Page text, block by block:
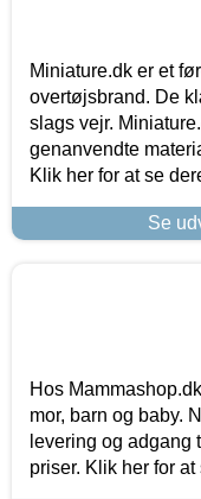
Miniature.dk er et
overtøjsbrand. De
slags vejr.
genanvendte
Klik her for at se
Se
Hos
mor, barn og baby.
levering og adgang
priser. Klik her for